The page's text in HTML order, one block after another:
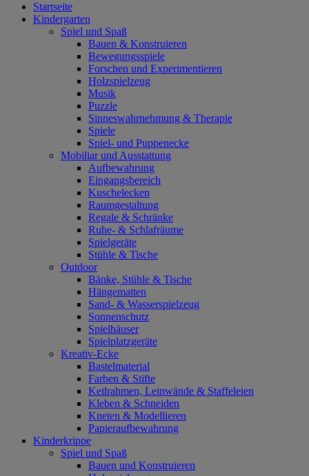
Startseite
Kindergarten
Spiel und Spaß
Bauen & Konstruieren
Bewegungsspiele
Forschen und Experimentieren
Holzspielzeug
Musik
Puzzle
Sinneswahrnehmung & Therapie
Spiele
Spiel- und Puppenecke
Mobiliar und Ausstattung
Aufbewahrung
Eingangsbereich
Kuschelecken
Raumgestaltung
Regale & Schränke
Ruhe- & Schlafräume
Spielgeräte
Stühle & Tische
Outdoor
Bänke, Stühle & Tische
Hängematten
Sand- & Wasserspielzeug
Sonnenschutz
Spielhäuser
Spielplatzgeräte
Kreativ-Ecke
Bastelmaterial
Farben & Stifte
Keilrahmen, Leinwände & Staffeleien
Kleben & Schneiden
Kneten & Modellieren
Papieraufbewahrung
Kinderkrippe
Spiel und Spaß
Bauen und Konstruieren